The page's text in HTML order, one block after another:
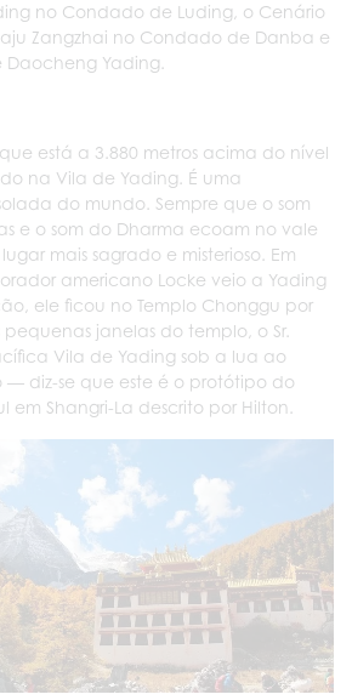
no Condado de Luding, o Cenário
Zangzhai no Condado de Danba e
Yading.
está a 3.880 metros acima do nível
na Vila de Yading. É uma
do mundo. Sempre que o som
e o som do Dharma ecoam no vale
mais sagrado e misterioso. Em
americano Locke veio a Yading
ele ficou no Templo Chonggu por
pequenas janelas do templo, o Sr.
Vila de Yading sob a lua ao
— diz-se que este é o protótipo do
em Shangri-La descrito por Hilton.